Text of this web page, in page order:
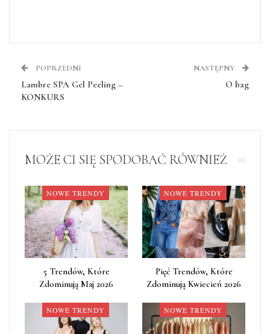
POPRZEDNI
Lambre SPA Gel Peeling –
KONKURS
NASTĘPNY
O bag
MOŻE CI SIĘ SPODOBAĆ RÓWNIEŻ
NOWE TRENDY
5 Trendów, Które
Zdominują Maj 2026
NOWE TRENDY
Pięć Trendów, Które
Zdominują Kwiecień 2026
NOWE TRENDY NOWE TRENDY